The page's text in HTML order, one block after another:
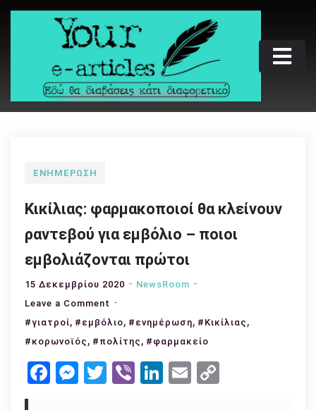
Skip
Your e-articles
Εδώ θα διαβάσεις κάτι διαφορετικό
ΕΝΗΜΈΡΩΣΗ
Κικίλιας: φαρμακοποιοί θα κλείνουν
ραντεβού για εμβόλιο – ποιοι
εμβολιάζονται πρώτοι
15 Δεκεμβρίου 2020
NewsRoom
Leave a Comment on
Κικίλιας:
φαρμακοποιοί
κλείνουν
#γιατροί, #εμβόλιο, #ενημέρωση, #Κικίλιας ,
#κορωνοϊός , #πολίτης , #φαρμακείο
Facebook
Messenger
Twitter
ViberLinkedIn
Email